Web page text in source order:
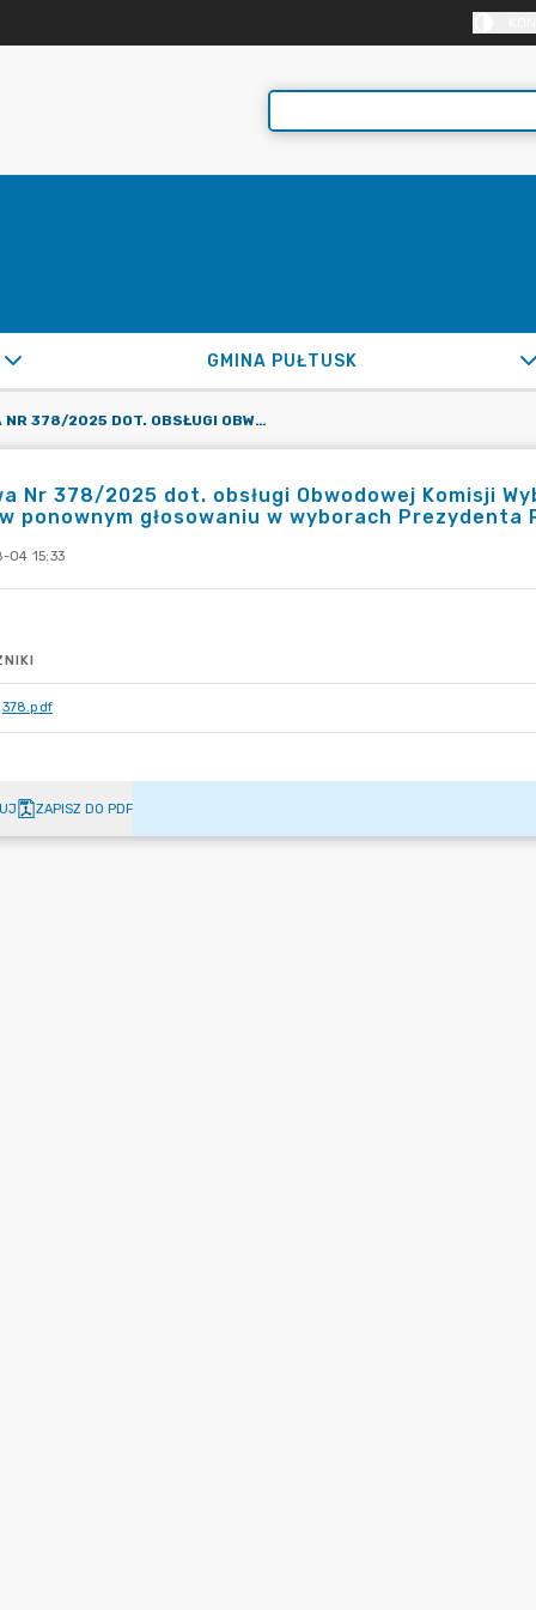
GMINA PUŁTUSK
UMOWA NR 378/2025 DOT. OBSŁUGI OBWODOWEJ KOMISJI WYBORCZEJ NR 3 Z/S W ŚWIETLICY WIEJSKIEJ W LIPIE W PONOWNYM GŁOSOWANIU W WYBORACH PREZYDENTA RP W DNIU 1.06.2025R.
Nr 378/2025 dot. obsługi Obwodowej Komisji
ponownym głosowaniu w wyborach Prezydenta
04 15:33
378.pdf
ZAPISZ DO PDF